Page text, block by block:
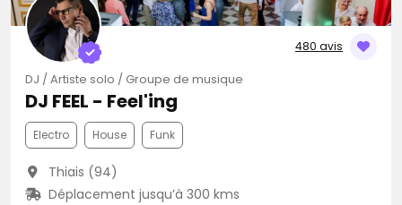
480 avis
DJ / Artiste solo / Groupe de musique
DJ FEEL - Feel'ing
Electro House Funk
Thiais (94)
Déplacement jusqu’à 300 kms